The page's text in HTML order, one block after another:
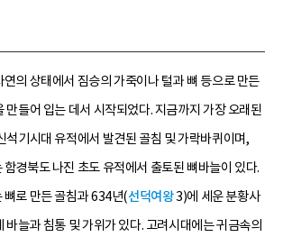
의 상태에서 짐승의 가죽이나 털과 뼈 등으로 만든
만들어 입는 데서 시작되었다. 지금까지 가장 오래된
석기시대 유적에서 발견된 골침 및 가락바퀴이며,
경북도 나진 초도 유적에서 출토된 뼈바늘이 있다.
뼈로 만든 골침과 634년(선덕여왕3)에 세운 분황사
바늘과 침통 및 가위가 있다. 고려시대에는 귀금속의